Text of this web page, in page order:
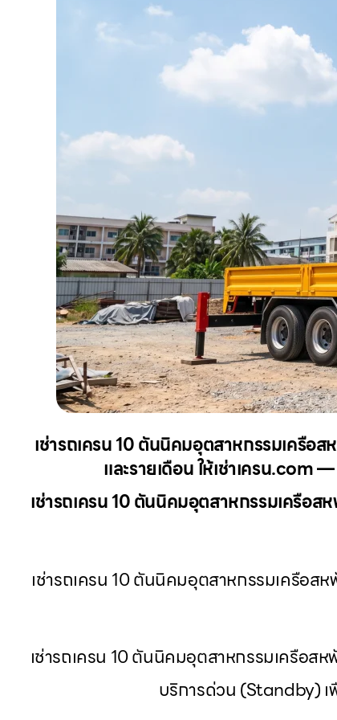
เช่ารถเครน 10 ตันนิคมอุตสาหกรรมเครือ
และรายเดือน ให้เช่าเครน.com
เช่ารถเครน 10 ตันนิคมอุตสาหกรรมเครือ
เช่ารถเครน 10 ตันนิคมอุตสาหกรรมเครือส
เช่ารถเครน 10 ตันนิคมอุตสาหกรรมเครือส
บริการด่วน (Standby) เ